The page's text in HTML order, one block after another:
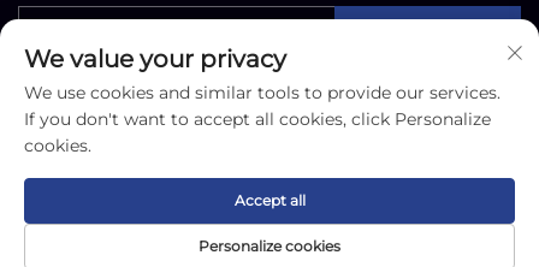
Copyright © 2025 난통 OK 스포츠 유한회사 -
처리방침
We value your privacy
We use cookies and similar tools to provide our services.
If you don't want to accept all cookies, click Personalize
cookies.
Personalize cookies
Accept all